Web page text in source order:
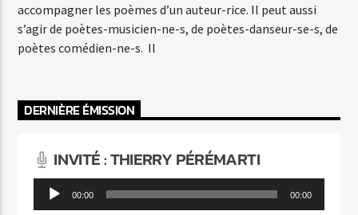
accompagner les poèmes d’un auteur-rice. Il peut aussi
s’agir de poètes-musicien-ne-s, de poètes-danseur-se-s, de
poètes comédien-ne-s. Il
DERNIÈRE ÉMISSION
INVITÉ : THIERRY PÉRÉMARTI
Lecteur 00:00 00:00